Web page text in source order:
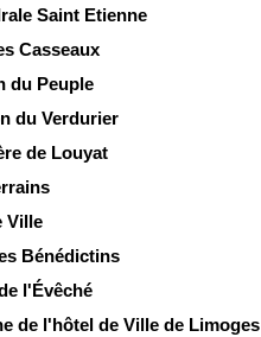
Saint Etienne
Casseaux
du Peuple
du Verdurier
de Louyat
Ville
Bénédictins
l'Évêché
de l'hôtel de Ville de Limoges